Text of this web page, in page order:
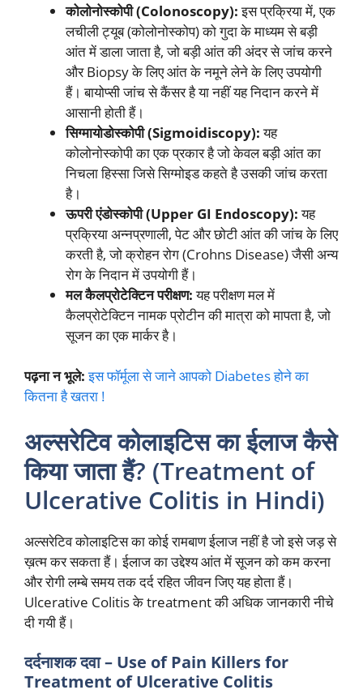
कोलोनोस्कोपी (Colonoscopy):इस प्रक्रिया में, एक
लचीली ट्यूब (कोलोनोस्कोप) को गुदा के माध्यम से बड़ी
आंत में डाला जाता है, जो बड़ी आंत की अंदर से जांच करने
और Biopsy के लिए आंत के नमूने लेने के लिए उपयोगी
हैं। बायोप्सी जांच से कैंसर है या नहीं यह निदान करने में
आसानी होती हैं।
सिग्मायोडोस्कोपी (Sigmoidiscopy):यह
कोलोनोस्कोपी का एक प्रकार है जो केवल बड़ी आंत का
निचला हिस्सा जिसे सिग्मोइड कहते है उसकी जांच करता
है।
ऊपरी एंडोस्कोपी (Upper GI Endoscopy):यह
प्रक्रिया अन्नप्रणाली, पेट और छोटी आंत की जांच के लिए
करती है, जो क्रोहन रोग (Crohns Disease) जैसी अन्य
रोग के निदान में उपयोगी हैं।
मल कैलप्रोटेक्टिन परीक्षण:यह परीक्षण मल में
कैलप्रोटेक्टिन नामक प्रोटीन की मात्रा को मापता है, जो
सूजन का एक मार्कर है।
पढ़ना न भूले: इस फॉर्मूला से जाने आपको Diabetes होने का
कितना है खतरा !
अल्सरेटिव कोलाइटिस का ईलाज कैसे
किया जाता हैं? (Treatment of
Ulcerative Colitis in Hindi)
अल्सरेटिव कोलाइटिस का कोई रामबाण ईलाज नहीं है जो इसे जड़ से
ख़त्म कर सकता हैं। ईलाज का उद्देश्य आंत में सूजन को कम करना
और रोगी लम्बे समय तक दर्द रहित जीवन जिए यह होता हैं।
Ulcerative Colitis के treatment की अधिक जानकारी नीचे
दी गयी हैं।
दर्दनाशक दवा – Use of Pain Killers for
Treatment of Ulcerative Colitis